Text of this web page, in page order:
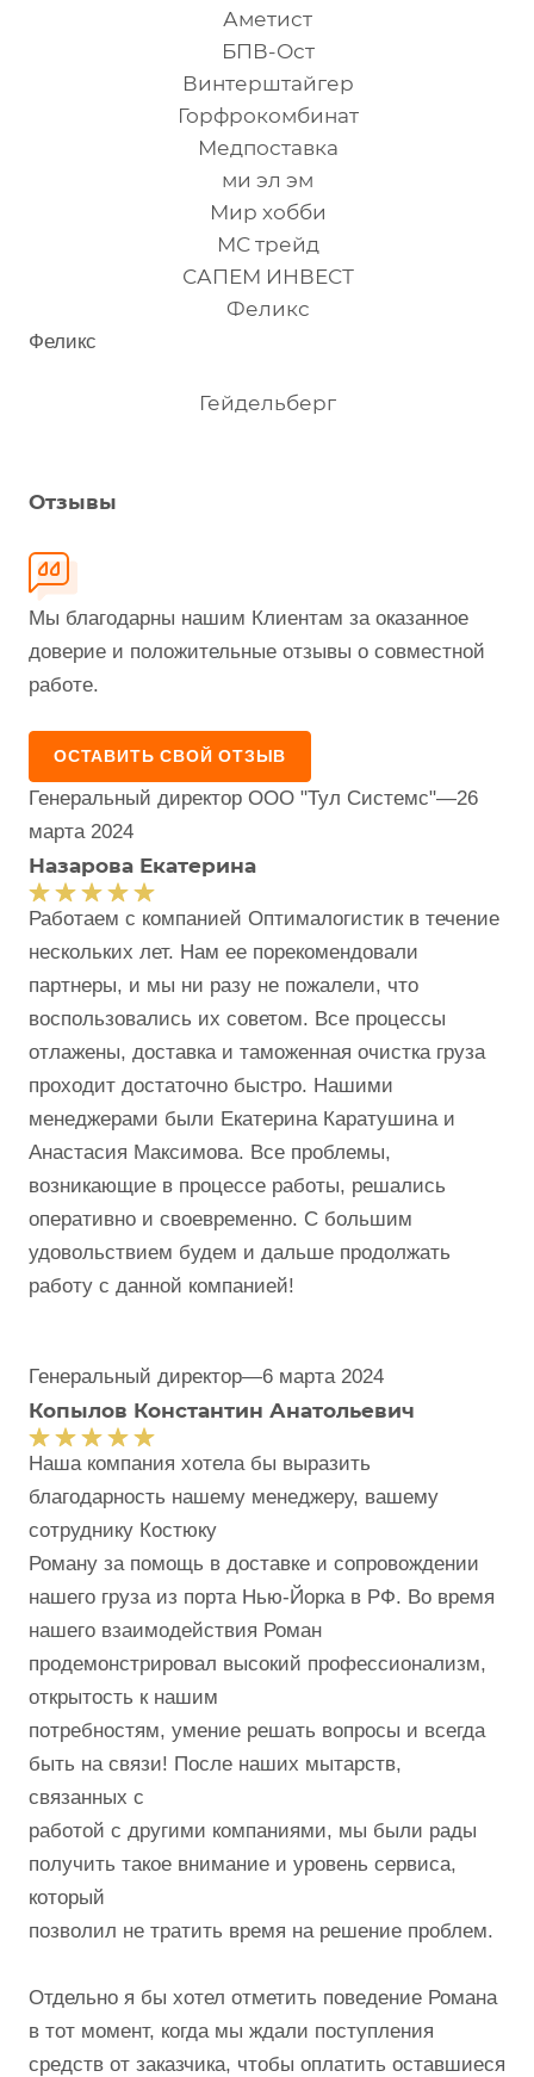
Аметист
БПВ-Ост
Винтерштайгер
Горфрокомбинат
Медпоставка
ми эл эм
Мир хобби
МС трейд
САПЕМ ИНВЕСТ
Феликс
Феликс
Гейдельберг
Отзывы
Мы благодарны нашим Клиентам за оказанное
доверие и положительные отзывы о совместной
работе.
ОСТАВИТЬ СВОЙ ОТЗЫВ
Генеральный директор ООО "Тул Системс"—26
марта 2024
Назарова Екатерина
Работаем с компанией Оптималогистик в течение
нескольких лет. Нам ее порекомендовали
партнеры, и мы ни разу не пожалели, что
воспользовались их советом. Все процессы
отлажены, доставка и таможенная очистка груза
проходит достаточно быстро. Нашими
менеджерами были Екатерина Каратушина и
Анастасия Максимова. Все проблемы,
возникающие в процессе работы, решались
оперативно и своевременно. С большим
удовольствием будем и дальше продолжать
работу с данной компанией!
Генеральный директор—6 марта 2024
Копылов Константин Анатольевич
Наша компания хотела бы выразить
благодарность нашему менеджеру, вашему
сотруднику Костюку
Роману за помощь в доставке и сопровождении
нашего груза из порта Нью-Йорка в РФ. Во время
нашего взаимодействия Роман
продемонстрировал высокий профессионализм,
открытость к нашим
потребностям, умение решать вопросы и всегда
быть на связи! После наших мытарств,
связанных с
работой с другими компаниями, мы были рады
получить такое внимание и уровень сервиса,
который
позволил не тратить время на решение проблем.
Отдельно я бы хотел отметить поведение Романа
в тот момент, когда мы ждали поступления
средств от заказчика, чтобы оплатить оставшиеся